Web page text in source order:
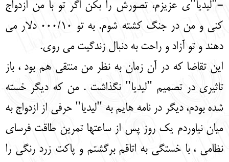
-"لیدیا"ی عزیزم، تصورش را بکن اگر تو با من ازدواج
کنی و من در جنگ کشته شوم. به تو 000/10 دلار می
دهند و تو آزاد و راحت به دنبال زندگیت می روی.
این تقاضا که در آن زمان به نظر من منتقی هم بود ، باز
تاثیری در تصمیم "لیدیا" نگذاشت . من که دیگر خسته
شده بودم، دیگر در نامه هایم به "لیدیا" حرفی از ازدواج به
میان نیاوردم یک روز پس از ساعتها تمرین طاقت فرسای
نظامی ، با خستگی به اتاقم برگشتم و پاکت زرد رنگی را